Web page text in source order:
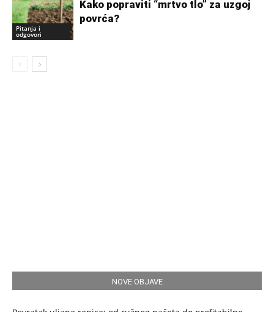
Pitanja i
odgovori
Kako popraviti “mrtvo tlo” za uzgoj
povrća?
NOVE OBJAVE